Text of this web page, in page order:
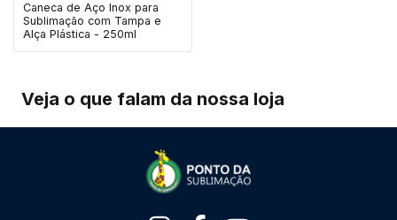
Caneca de Aço Inox para
Sublimação com Tampa e
Alça Plástica - 250ml
Veja o que falam da nossa loja